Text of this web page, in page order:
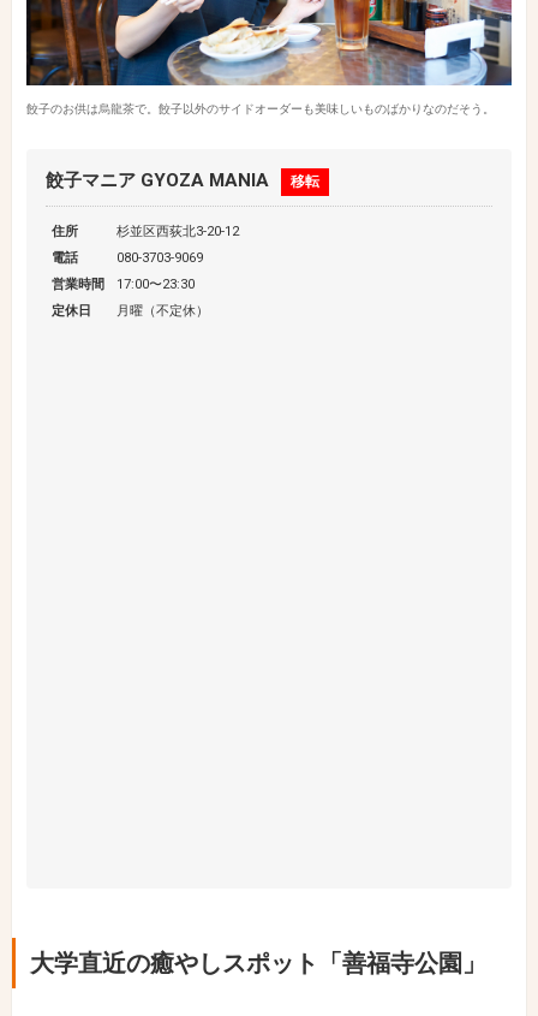
餃子のお供は烏龍茶で。餃子以外のサイドオーダーも美味しいものばかりなのだそう。
餃子マニア GYOZA MANIA 移転
住所
杉並区西荻北3-20-12
電話
080-3703-9069
営業時間
17:00〜23:30
定休日
月曜（不定休）
大学直近の癒やしスポット「善福寺公園」